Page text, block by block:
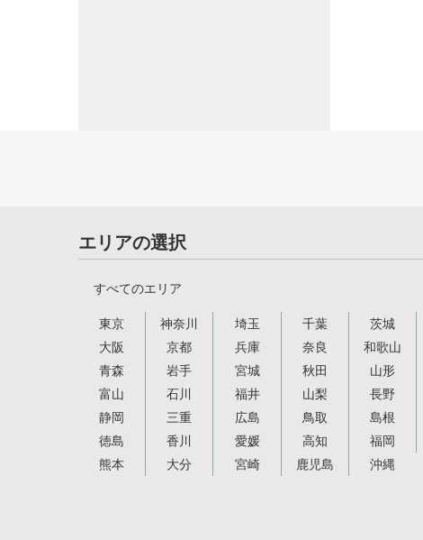
エリアの選択
すべてのエリア
東京 神奈川 埼玉 千葉 茨城
大阪
京都 兵庫 奈良 和歌山
青森
岩手 宮城 秋田 山形
富山
石川 福井 山梨 長野
静岡
三重 広島 鳥取 島根
徳島
香川 愛媛 高知 福岡
熊本
大分 宮崎 鹿児島 沖縄